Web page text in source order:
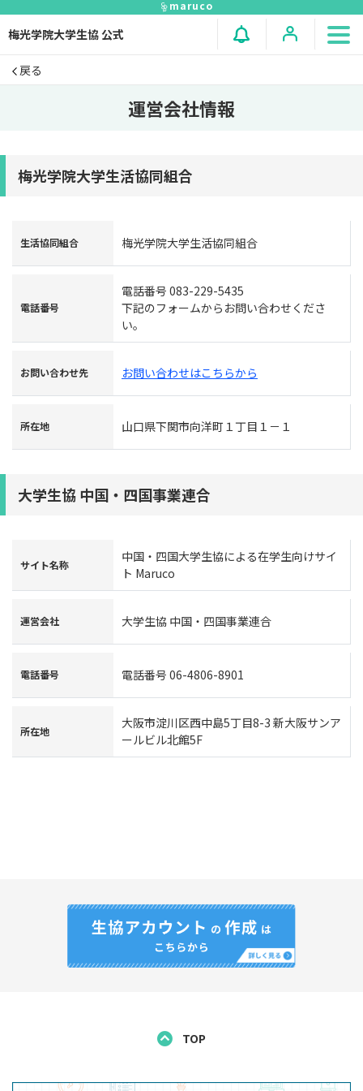
maruco
梅光学院大学生協 公式
戻る
運営会社情報
梅光学院大学生活協同組合
生活協同組合 梅光学院大学生活協同組合
電話番号
電話番号 083-229-5435
下記のフォームからお問い合わせくださ
い。
お問い合わせ先 お問い合わせはこちらから
所在地 山口県下関市向洋町１丁目１－１
大学生協 中国・四国事業連合
サイト名称
中国・四国大学生協による在学生向けサイ
ト Maruco
運営会社 大学生協 中国・四国事業連合
電話番号 電話番号 06-4806-8901
所在地
大阪市淀川区西中島5丁目8-3 新大阪サンア
ールビル北館5F
TOP